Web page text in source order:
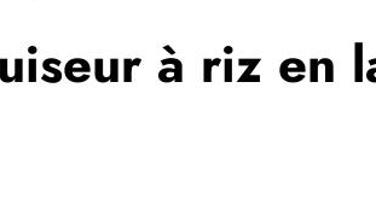
à riz en